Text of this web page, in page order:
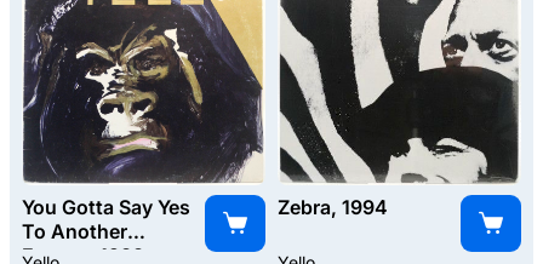
You Gotta Say Yes
To Another
Excess, 1983
Zebra, 1994